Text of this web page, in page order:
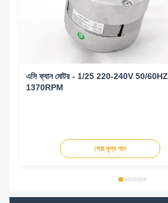
এসি ফ্যান মোটর - 1/25 220-240V 50/60HZ
1370RPM
সেরা মূল্য পান